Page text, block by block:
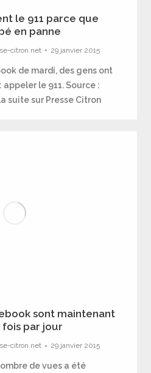
le 911 parce que
en panne
citron.net 29 janvier 2015
de mardi, des gens ont
le 911. Source :
suite sur Presse Citron
sont maintenant
fois par jour
citron.net 29 janvier 2015
de vues a été